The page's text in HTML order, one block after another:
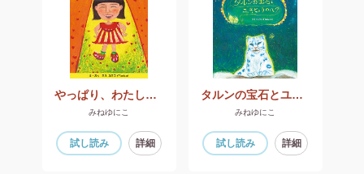
やっぱり、わたしのくつがいい
みねゆにこ
試し読み 詳細
タルンの宝石とユキヒョウのハク
みねゆにこ
試し読み 詳細